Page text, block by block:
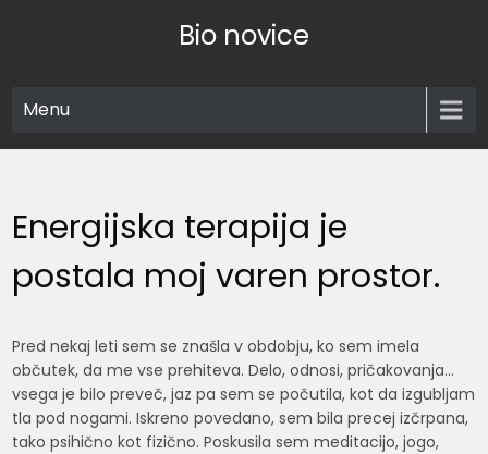
Bio novice
Menu
Energijska terapija je
postala moj varen prostor.
Pred nekaj leti sem se znašla v obdobju, ko sem imela
občutek, da me vse prehiteva. Delo, odnosi, pričakovanja…
vsega je bilo preveč, jaz pa sem se počutila, kot da izgubljam
tla pod nogami. Iskreno povedano, sem bila precej izčrpana,
tako psihično kot fizično. Poskusila sem meditacijo, jogo,